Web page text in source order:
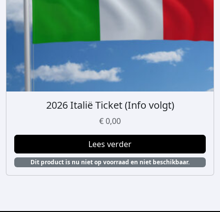
2026 Italië Ticket (Info volgt)
€0,00
Lees verder
Dit product is nu niet op voorraad en niet beschikbaar.